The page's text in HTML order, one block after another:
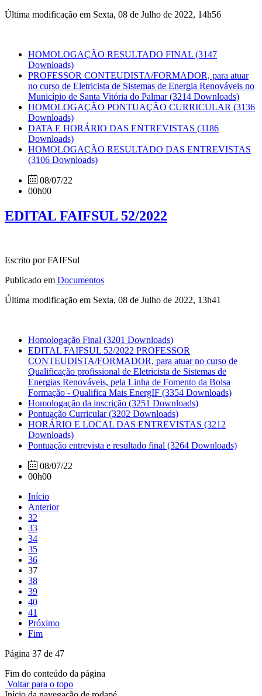
Última modificação em Sexta, 08 de Julho de 2022, 14h56
HOMOLOGAÇÃO RESULTADO FINAL (3147
Downloads)
PROFESSOR CONTEUDISTA/FORMADOR, para atuar
no curso de Eletricista de Sistemas de Energia Renováveis no
Município de Santa Vitória do Palmar(3214 Downloads)
HOMOLOGAÇÃO PONTUAÇÃO CURRICULAR (3136
Downloads)
DATA E HORÁRIO DAS ENTREVISTAS (3186
Downloads)
HOMOLOGAÇÃO RESULTADO DAS ENTREVISTAS
(3106 Downloads)
08/07/22
00h00
EDITAL FAIFSUL 52/2022
Escrito por FAIFSul
Publicado em Documentos
Última modificação em Sexta, 08 de Julho de 2022, 13h41
Homologação Final (3201 Downloads)
EDITAL FAIFSUL 52/2022 PROFESSOR
CONTEUDISTA/FORMADOR, para atuar no curso de
Qualificação profissional de Eletricista de Sistemas de
Energias Renováveis, pela Linha de Fomento da Bolsa
Formação - Qualifica Mais EnergIF (3354 Downloads)
Homologação da inscrição (3251 Downloads)
Pontuação Curricular(3202 Downloads)
HORÁRIO E LOCAL DAS ENTREVISTAS (3212
Downloads)
Pontuação entrevista e resultado final (3264 Downloads)
08/07/22
00h00
Início
Anterior
32
33
34
35
36
37
38
39
40
41
Próximo
Fim
Página 37 de 47
Fim do conteúdo da página
Voltar para o topo